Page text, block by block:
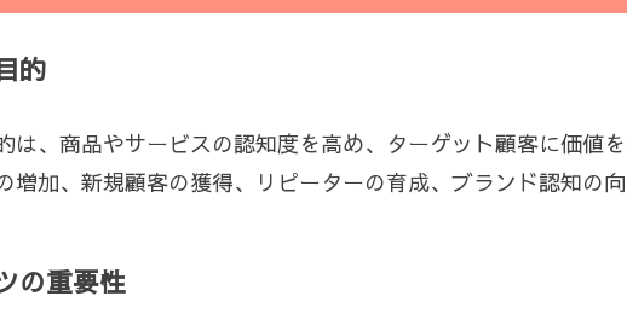
的
は、商品やサービスの認知度を高め、ターゲット顧客に価値
増加、新規顧客の獲得、リピーターの育成、ブランド認知の向
の重要性